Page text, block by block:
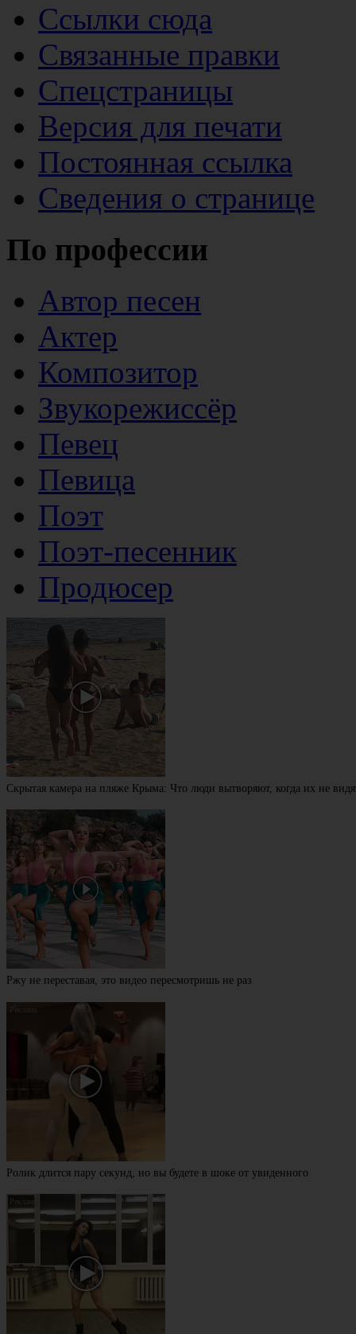
Ссылки сюда
Связанные правки
Спецстраницы
Версия для печати
Постоянная ссылка
Сведения о странице
По профессии
Автор песен
Актер
Композитор
Звукорежиссёр
Певец
Певица
Поэт
Поэт-песенник
Продюсер
Скрытая камера на пляже Крыма: Что люди вытворяют, когда их не
Ржу не переставая, это видео пересмотришь не раз
Ролик длится пару секунд, но вы будете в шоке от увиденного